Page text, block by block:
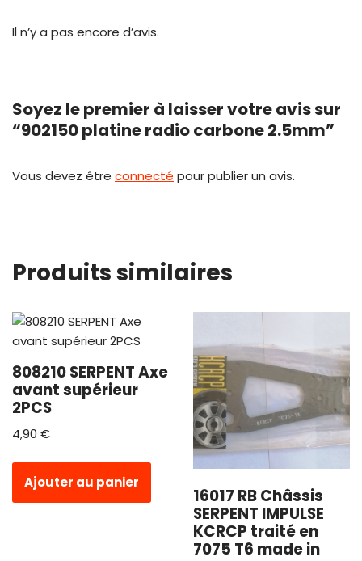
Il n’y a pas encore d’avis.
Soyez le premier à laisser votre avis sur
“902150 platine radio carbone 2.5mm”
Vous devez être connecté pour publier un avis.
Produits similaires
808210 SERPENT Axe
avant supérieur
2PCS
4,90 €
Ajouter au panier
16017 RB Châssis
SERPENT IMPULSE
KCRCP traité en
7075 T6 made in